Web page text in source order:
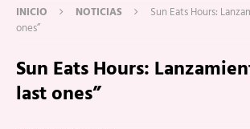
INICIO NOTICIAS
Sun Eats Hours:
ones”
Sun Eats Hours:
last ones”